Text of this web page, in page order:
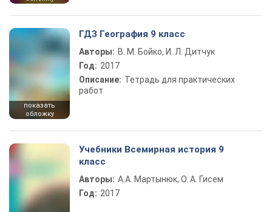
показать
обложку
ГДЗ География 9 класс
Авторы: В. М. Бойко, И. Л. Дитчук
Год: 2017
Описание: Тетрадь для практических
работ
Учебники Всемирная история 9
класс
Авторы: А.А. Мартынюк, О. А. Гисем
Год: 2017